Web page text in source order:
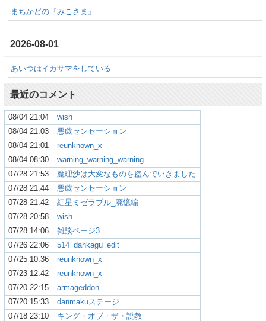
まちかどの『みこさま』
2026-08-01
あいつはイカサマをしている
最近のコメント
08/04 21:04
wish
08/04 21:03
悪戯センセーション
08/04 21:01
reunknown_x
08/04 08:30
warning_warning_warning
07/28 21:53
魔理沙は大変なものを盗んでいきました
07/28 21:44
悪戯センセーション
07/28 21:42
紅星ミゼラブル_廃憶編
07/28 20:58
wish
07/28 14:06
雑談ページ3
07/26 22:06
514_dankagu_edit
07/25 10:36
reunknown_x
07/23 12:42
reunknown_x
07/20 22:15
armageddon
07/20 15:33
danmakuステージ
07/18 23:10
キング・オブ・ザ・説教